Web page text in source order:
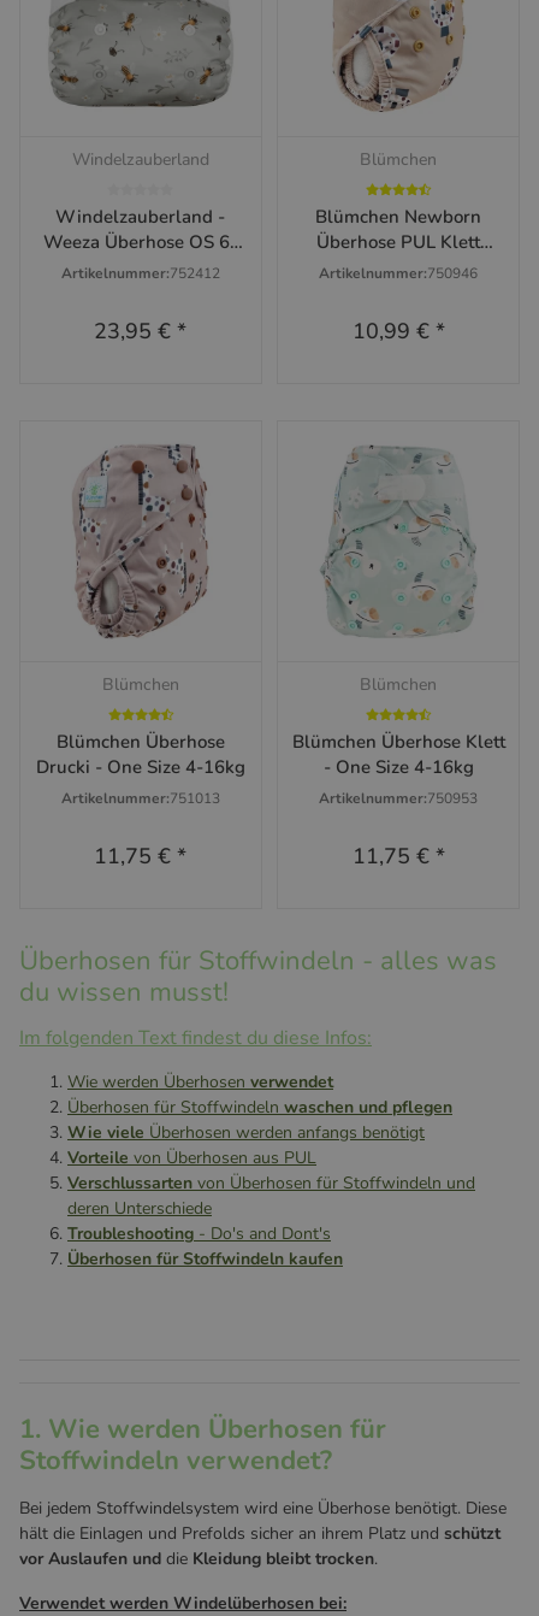
Windelzauberland
Windelzauberland -
Weeza Überhose OS 6-
18kg
Artikelnummer:752412
23,95 €*
Blümchen
Blümchen Newborn
Überhose PUL Klett
(XS/S) - 3-6kg
Artikelnummer:750946
10,99 € *
Blümchen
Blümchen Überhose
Drucki - One Size 4-16kg
Artikelnummer:751013
11,75 €*
Blümchen
Blümchen Überhose Klett
- One Size 4-16kg
Artikelnummer:750953
11,75 € *
Überhosen für Stoffwindeln - alles was
du wissen musst!
Im folgenden Text findest du diese Infos:
Wie werden Überhosen verwendet
Überhosen für Stoffwindeln waschen und pflegen
Wie viele Überhosen werden anfangs benötigt
Vorteile von Überhosen aus PUL
Verschlussarten von Überhosen für Stoffwindeln und
deren Unterschiede
Troubleshooting - Do's and Dont's
Überhosen für Stoffwindeln kaufen
1. Wie werden Überhosen für
Stoffwindeln verwendet?
Bei jedem Stoffwindelsystem wird eine Überhose benötigt. Diese
hält die Einlagen und Prefolds sicher an ihrem Platz und schützt
vor Auslaufen und die Kleidung bleibt trocken.
Verwendet werden Windelüberhosen bei: